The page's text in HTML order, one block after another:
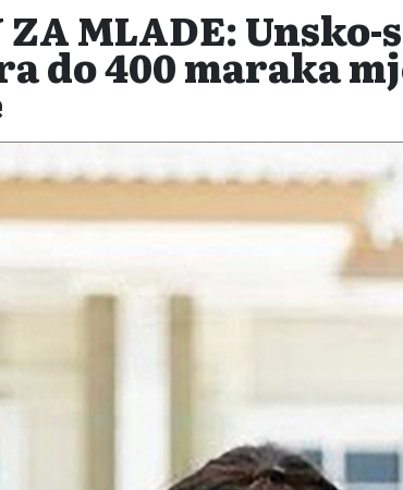
ZA MLADE:
do 400 maraka